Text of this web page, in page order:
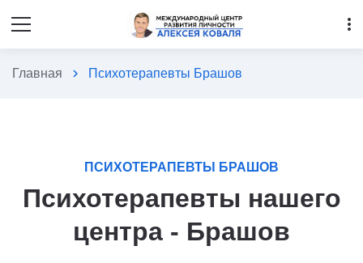
more_vert
Главная chevron_right Психотерапевты Брашов
ПСИХОТЕРАПЕВТЫ БРАШОВ
Психотерапевты нашего
центра - Брашов